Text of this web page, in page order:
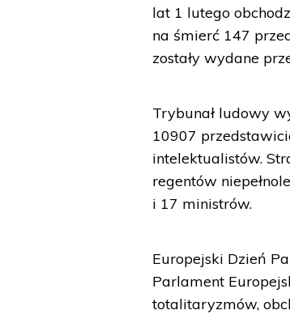
lat 1 lutego
na śmierć 147
zostały wydane
Trybunał ludowy
10907
intelektualistów.
regentów
i 17 ministrów.
Europejski Dzień
Parlament
totalitaryzmów,